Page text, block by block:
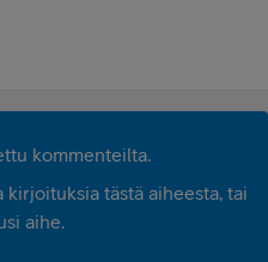
kommenteilta.
kirjoituksia tästä aiheesta, tai
aihe.